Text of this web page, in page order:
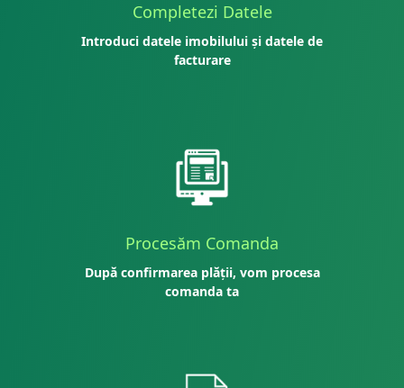
Completezi Datele
Introduci datele imobilului și datele de
facturare
Procesăm Comanda
După confirmarea plății, vom procesa
comanda ta